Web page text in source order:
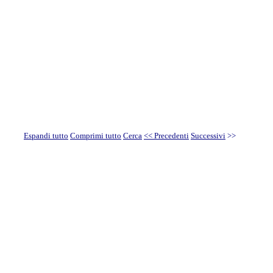
Espandi tutto Comprimi tutto Cerca << Precedenti Successivi >>